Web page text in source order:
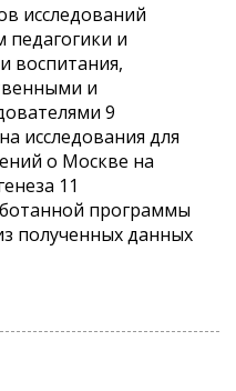
исследований
педагогики и
воспитания,
и
9
исследования для
о Москве на
11
программы
полученных данных